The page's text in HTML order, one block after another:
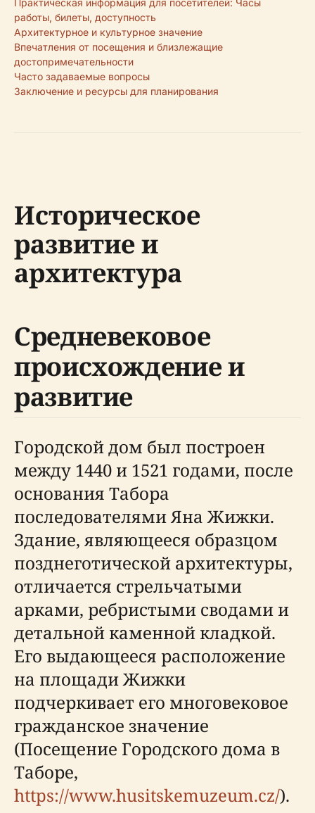
Практическая информация для посетителей: Часы
работы, билеты, доступность
Архитектурное и культурное значение
Впечатления от посещения и близлежащие
достопримечательности
Часто задаваемые вопросы
Заключение и ресурсы для планирования
Историческое
развитие и
архитектура
Средневековое
происхождение и
развитие
Городской дом был построен
между 1440 и 1521 годами, после
основания Табора
последователями Яна Жижки.
Здание, являющееся образцом
позднеготической архитектуры,
отличается стрельчатыми
арками, ребристыми сводами и
детальной каменной кладкой.
Его выдающееся расположение
на площади Жижки
подчеркивает его многовековое
гражданское значение
(Посещение Городского дома в
Таборе,
https://www.husitskemuzeum.cz/).